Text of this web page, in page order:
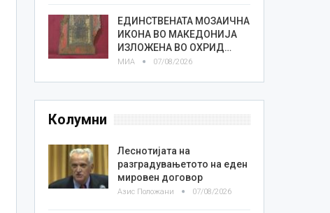
ЕДИНСТВЕНАТА МОЗАИЧНА
ИКОНА ВО МАКЕДОНИЈА
ИЗЛОЖЕНА ВО ОХРИД…
МИА 07/08/2026
Колумни
Леснотијата на
разградувањетото на еден
мировен договор
Азис Положани 07/08/2026